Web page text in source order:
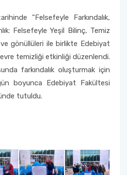
“Felsefeyle Farkındalık,
Felsefeyle Yeşil Bilinç, Temiz
gönüllüleri ile birlikte Edebiyat
temizliği etkinliği düzenlendi.
farkındalık oluşturmak için
boyunca Edebiyat Fakültesi
tutuldu.